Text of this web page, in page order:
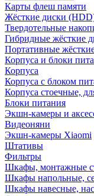
Карты флеш памяти
Жёсткие диски
Твердотельные
Гибридные жёсткие
Портативные
Корпуса и блоки
Корпуса
Корпуса с блоком
Корпуса стоечные,
Блоки питания
Экшн-камеры и
Видеоняни
Экшн-камеры Xiaomi
Штативы
Фильтры
Шкафы, монтажные
Шкафы напольные,
Шкафы навесные,